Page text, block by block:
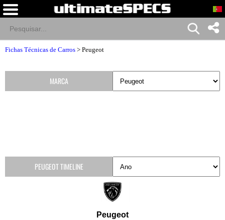
Fichas Técnicas de Carros > Peugeot
Peugeot
MARCA
PEUGEOT TIMELINE